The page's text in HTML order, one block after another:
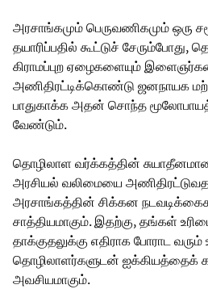
அரசாங்கமும் பெருவணிகமும் ஒரு
தயாரிப்பதில் கூட்டுச் சேரும்போது,
கிராமப்புற ஏழைகளையும்
அணிதிரட்டிக்கொண்டு ஜனநாயக
பாதுகாக்க அதன் சொந்த
வேண்டும்.
தொழிலாள வர்க்கத்தின்
அரசியல் வலிமையை
அரசாங்கத்தின் சிக்கன
சாத்தியமாகும். இதற்கு, தங்கள்
தாக்குதலுக்கு எதிராக போராட
தொழிலாளர்களுடன் ஐக்கியத்தைக்
அவசியமாகும்.